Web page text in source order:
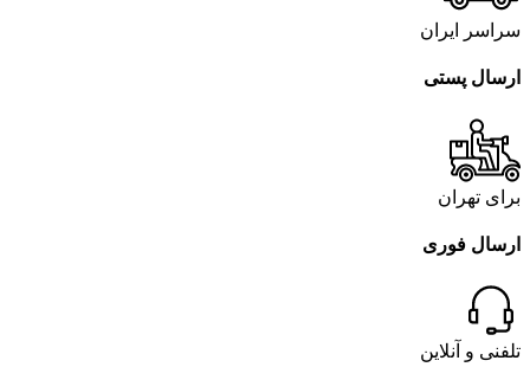
سراسر ایران
ارسال پستی
برای تهران
ارسال فوری
تلفنی و آنلاین